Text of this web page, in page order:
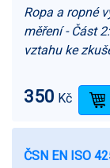
Ropa a ropné
měření - Část
vztahu ke
350 Kč
ČSN EN ISO